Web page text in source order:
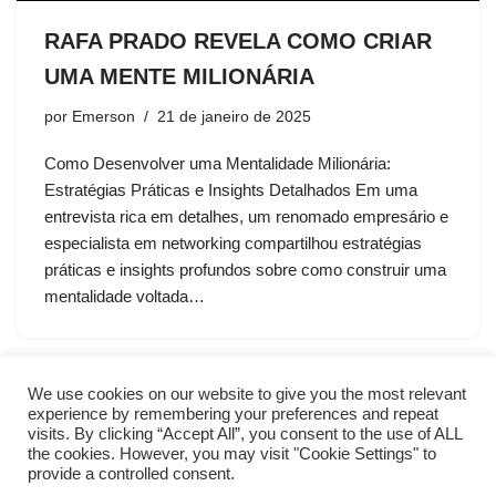
RAFA PRADO REVELA COMO CRIAR
UMA MENTE MILIONÁRIA
por Emerson 21 de janeiro de 2025
Como Desenvolver uma Mentalidade Milionária:
Estratégias Práticas e Insights Detalhados Em uma
entrevista rica em detalhes, um renomado empresário e
especialista em networking compartilhou estratégias
práticas e insights profundos sobre como construir uma
mentalidade voltada…
We use cookies on our website to give you the most relevant
experience by remembering your preferences and repeat
visits. By clicking “Accept All”, you consent to the use of ALL
the cookies. However, you may visit "Cookie Settings" to
provide a controlled consent.